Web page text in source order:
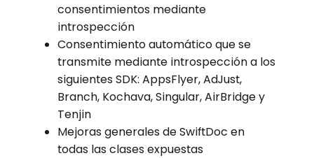
consentimientos mediante
introspección
Consentimiento automático que se
transmite mediante introspección a los
siguientes SDK: AppsFlyer, AdJust,
Branch, Kochava, Singular, AirBridge y
Tenjin
Mejoras generales de SwiftDoc en
todas las clases expuestas